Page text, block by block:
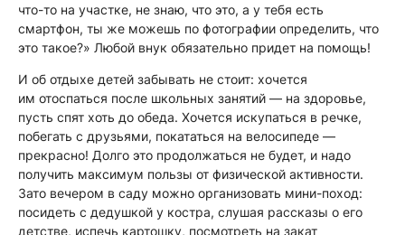
что-то на участке, не знаю, что это, а у тебя есть
смартфон, ты же можешь по фотографии определить, что
это такое?» Любой внук обязательно придет на помощь!
И об отдыхе детей забывать не стоит: хочется
им отоспаться после школьных занятий — на здоровье,
пусть спят хоть до обеда. Хочется искупаться в речке,
побегать с друзьями, покататься на велосипеде —
прекрасно! Долго это продолжаться не будет, и надо
получить максимум пользы от физической активности.
Зато вечером в саду можно организовать мини-поход:
посидеть с дедушкой у костра, слушая рассказы о его
детстве, испечь картошку, посмотреть на закат